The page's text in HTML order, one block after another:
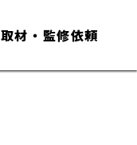
取材・監修依頼